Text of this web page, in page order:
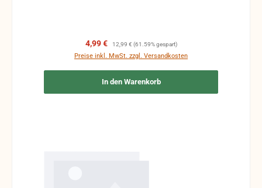
Verkaufspreis:
4,99 € Regulärer Preis:
12,99 € (61.59% gespart)
Preise inkl. MwSt. zzgl. Versandkosten
In den Warenkorb